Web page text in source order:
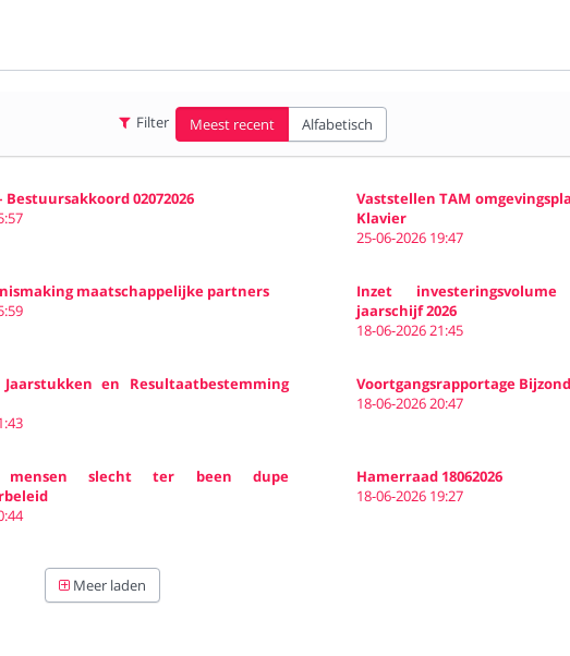
Filter Meest recent Alfabetisch
Bestuursakkoord 02072026
Vaststellen TAM
Klavier
25-06-2026 19:47
maatschappelijke partners
Inzet investeringsvolume
jaarschijf 2026
18-06-2026 21:45
en Resultaatbestemming
Voortgangsrapportage
18-06-2026 20:47
mensen slecht ter been dupe
Hamerraad 18062026
18-06-2026 19:27
Meer laden